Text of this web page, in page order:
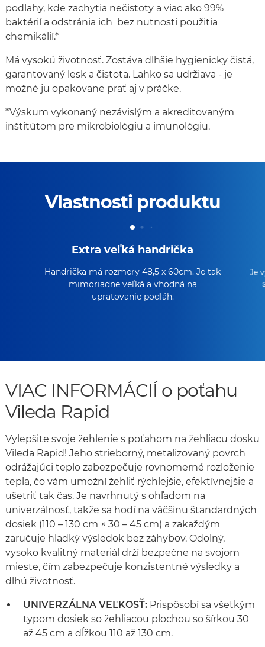
podlahy, kde zachytia nečistoty a viac ako 99%
baktérií a odstránia ich bez nutnosti použitia
chemikálií.*
Má vysokú životnosť. Zostáva dlhšie hygienicky čistá,
garantovaný lesk a čistota. Ľahko sa udržiava - je
možné ju opakovane prať aj v práčke.
*Výskum vykonaný nezávislým a akreditovaným
inštitútom pre mikrobiológiu a imunológiu.
Vlastnosti produktu
Extra veľká handrička
Handrička má rozmery 48,5 x 60cm. Je tak
mimoriadne veľká a vhodná na
upratovanie podláh.
Je
VIAC INFORMÁCIÍ o poťahu
Vileda Rapid
Vylepšite svoje žehlenie s poťahom na žehliacu dosku
Vileda Rapid! Jeho strieborný, metalizovaný povrch
odrážajúci teplo zabezpečuje rovnomerné rozloženie
tepla, čo vám umožní žehliť rýchlejšie, efektívnejšie a
ušetriť tak čas. Je navrhnutý s ohľadom na
univerzálnosť, takže sa hodí na väčšinu štandardných
dosiek (110 – 130 cm × 30 – 45 cm) a zakaždým
zaručuje hladký výsledok bez záhybov. Odolný,
vysoko kvalitný materiál drží bezpečne na svojom
mieste, čím zabezpečuje konzistentné výsledky a
dlhú životnosť.
UNIVERZÁLNA VEĽKOSŤ: Prispôsobí sa všetkým
typom dosiek so žehliacou plochou so šírkou 30
až 45 cm a dĺžkou 110 až 130 cm.